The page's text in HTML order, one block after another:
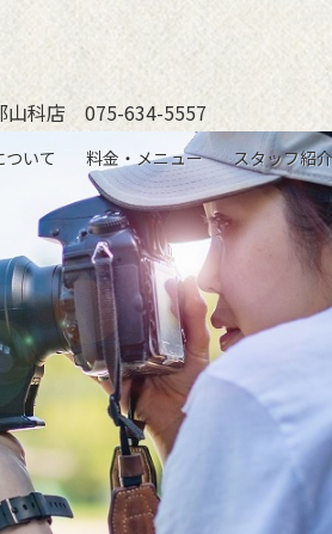
山科店 075-634-5557
いて 料金・メニュー スタッフ紹介